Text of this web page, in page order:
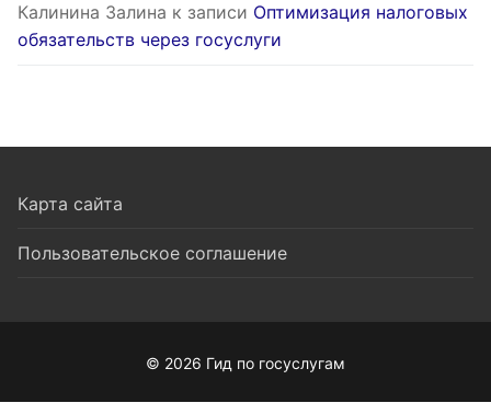
Калинина Залина к записи Оптимизация налоговых
обязательств через госуслуги
Карта сайта
Пользовательское соглашение
© 2026 Гид по госуслугам